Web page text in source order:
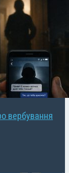
вербування